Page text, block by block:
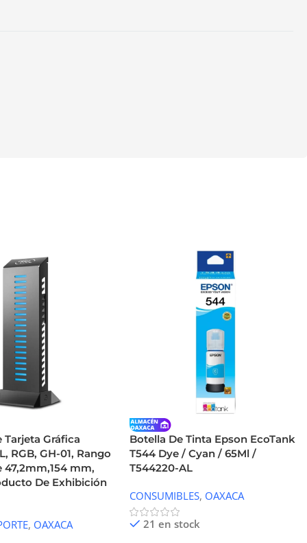
Tarjeta Gráfica
RGB, GH-01, Rango
47,2mm,154 mm,
De Exhibición
, OAXACA
Botella De Tinta Epson EcoTank
T544 Dye / Cyan / 65Ml /
T544220-AL
CONSUMIBLES, OAXACA
21 en stock